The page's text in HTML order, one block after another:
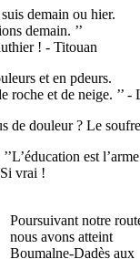
suis demain ou hier.
demain. ’’
! - Titouan
et en pdeurs.
roche et de neige. ’’ -
de douleur ? Le
est
vrai !
Poursuivant notre
nous avons atteint
Boumalne-Dadès aux